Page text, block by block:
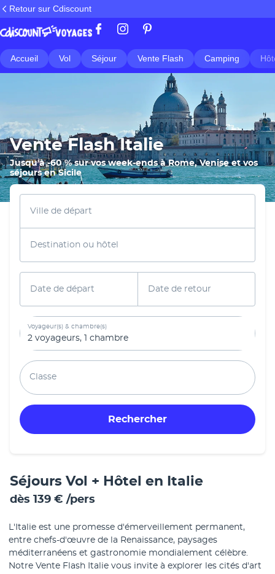
Retour sur Cdiscount
Accueil Vol Séjour Vente Flash Camping
Vente Flash Italie
Jusqu'à -60 % sur vos week-ends à Rome, Venise et vos
séjours en Sicile
Ville de départ
Destination ou hôtel
Date de départ Date de retour
Voyageur(s) & chambre(s)
2 voyageurs, 1 chambre
Classe
Rechercher
Séjours Vol + Hôtel en Italie
dès 139 € /pers
L'Italie est une promesse d'émerveillement permanent,
entre chefs-d'œuvre de la Renaissance, paysages
méditerranéens et gastronomie mondialement célèbre.
Notre Vente Flash Italie vous invite à explorer les cités d'art